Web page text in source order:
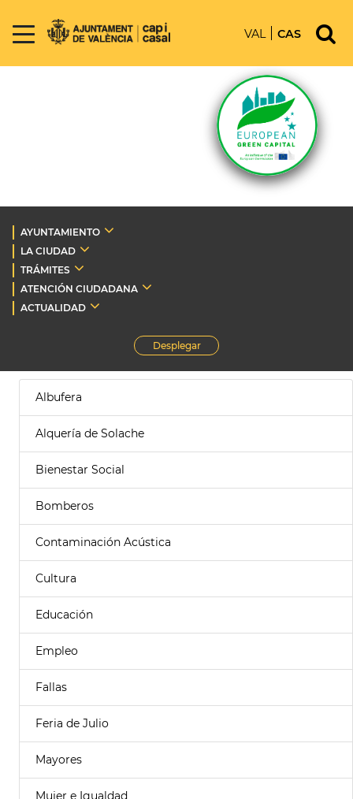
VAL CAS
AYUNTAMIENTO
LA CIUDAD
TRÁMITES
ATENCIÓN CIUDADANA
ACTUALIDAD
Desplegar
Albufera
Alquería de Solache
Bienestar Social
Bomberos
Contaminación Acústica
Cultura
Educación
Empleo
Fallas
Feria de Julio
Mayores
Mujer e Igualdad